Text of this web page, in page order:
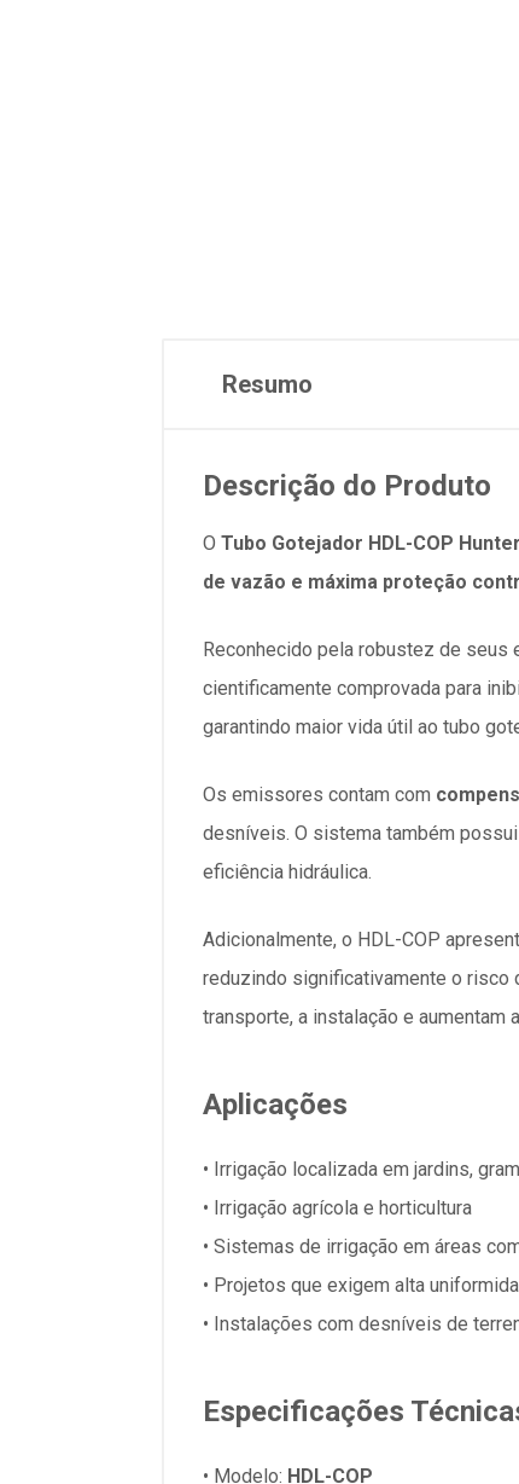
Resumo
Descrição do Produto
O Tubo Gotejador HDL-COP Hunter
de vazão e máxima proteção
Reconhecido pela robustez de seus
cientificamente comprovada para
garantindo maior vida útil ao tubo
Os emissores contam com
desníveis. O sistema também possui
eficiência hidráulica.
Adicionalmente, o HDL-COP
reduzindo significativamente o risco
transporte, a instalação e aumentam
Aplicações
• Irrigação localizada em jardins,
• Irrigação agrícola e horticultura
• Sistemas de irrigação em áreas
• Projetos que exigem alta
• Instalações com desníveis de
Especificações
• Modelo: HDL-COP